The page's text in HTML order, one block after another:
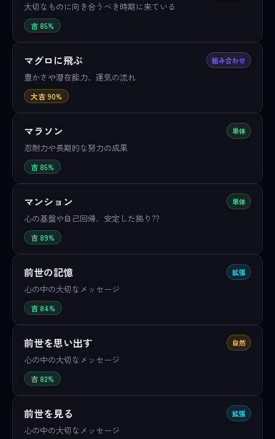
大切なものに向き合うべき時期に来ている
吉 85%
マグロに飛ぶ 組み合わせ
豊かさや潜在能力、運気の流れ
大吉 90%
マラソン 単体
忍耐力や長期的な努力の成果
吉 85%
マンション 単体
心の基盤や自己回帰、安定した拠り??
吉 89%
前世の記憶 拡張
心の中の大切なメッセージ
吉 84%
前世を思い出す 自然
心の中の大切なメッセージ
吉 82%
前世を見る 拡張
心の中の大切なメッセージ